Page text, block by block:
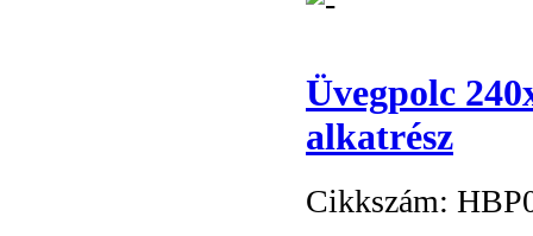
Üvegpolc
alkatrész
Cikkszám: